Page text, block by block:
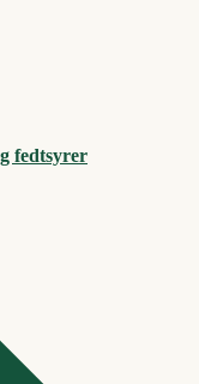
fedtsyrer